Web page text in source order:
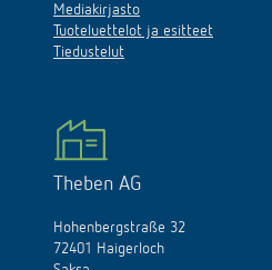
Mediakirjasto
Tuoteluettelot ja esitteet
Tiedustelut
Theben AG
Hohenbergstraße 32
72401 Haigerloch